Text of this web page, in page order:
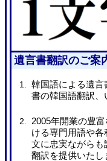
遺言書翻訳のご案
韓国語による遺
書の韓国語翻訳、
2005年開業の豊
ける専門用語や
文に忠実ながら
翻訳を提供いたし